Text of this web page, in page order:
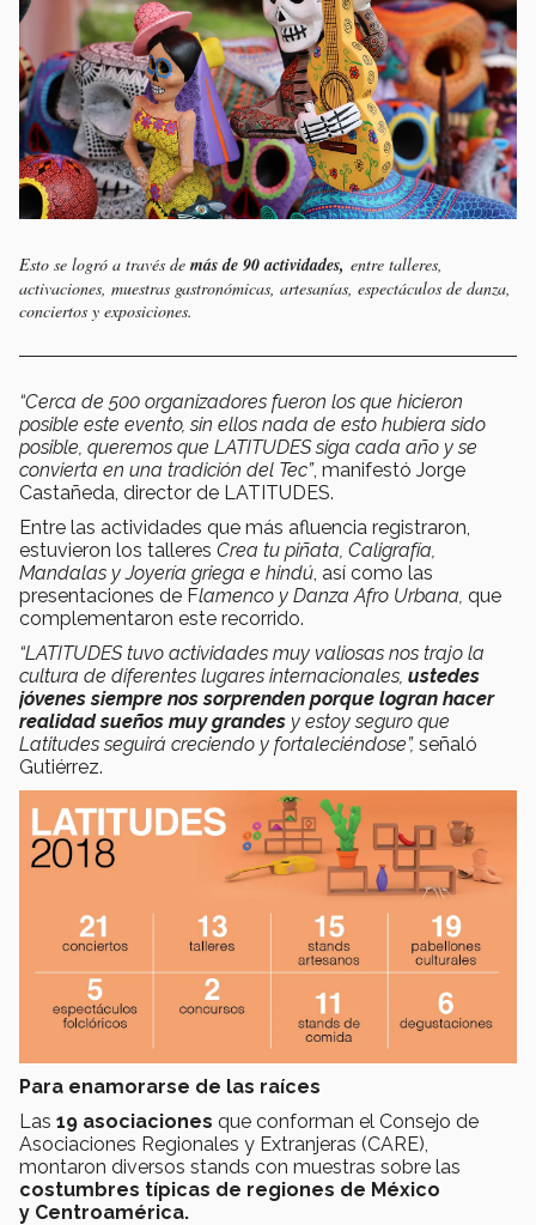
Esto se logró a través de más de 90 actividades, entre talleres,
activaciones, muestras gastronómicas, artesanías, espectáculos de danza,
conciertos y exposiciones.
“Cerca de 500 organizadores fueron los que hicieron
posible este evento, sin ellos nada de esto hubiera sido
posible, queremos que LATITUDES siga cada año y se
convierta en una tradición del Tec”, manifestó Jorge
Castañeda, director de LATITUDES.
Entre las actividades que más afluencia registraron,
estuvieron los talleres Crea tu piñata, Caligrafía,
Mandalas y Joyería griega e hindú , así como las
presentaciones de Flamenco y Danza Afro Urbana, que
complementaron este recorrido.
“LATITUDES tuvo actividades muy valiosas nos trajo la
cultura de diferentes lugares internacionales, ustedes
jóvenes siempre nos sorprenden porque logran hacer
realidad sueños muy grandes y estoy seguro que
Latitudes seguirá creciendo y fortaleciéndose”, señaló
Gutiérrez.
Para enamorarse de las raíces
Las 19 asociaciones que conforman el Consejo de
Asociaciones Regionales y Extranjeras (CARE),
montaron diversos stands con muestras sobre las
costumbres típicas de regiones de México
y Centroamérica.